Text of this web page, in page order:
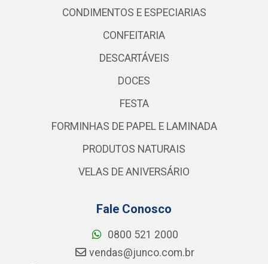
CONDIMENTOS E ESPECIARIAS
CONFEITARIA
DESCARTÁVEIS
DOCES
FESTA
FORMINHAS DE PAPEL E LAMINADA
PRODUTOS NATURAIS
VELAS DE ANIVERSÁRIO
Fale Conosco
0800 521 2000
vendas@junco.com.br